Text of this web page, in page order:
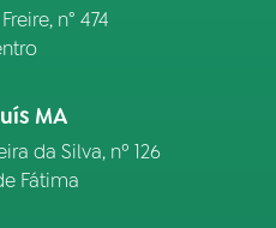
n° 474
MA
da Silva, nº 126
Fátima